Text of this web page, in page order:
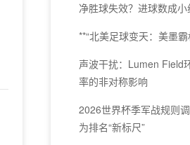
净胜球失效？进球数成小
**“北美足球变天：美墨
声波干扰：Lumen Field
率的非对称影响
2026世界杯季军战规则
为排名“新标尺”